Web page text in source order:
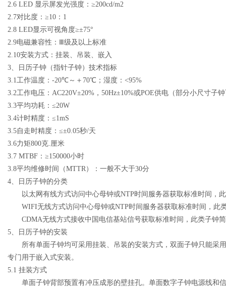
2.6 LED 显示屏发光强度： ≥200cd/m2
2.7对比度： ≥10： 1
2.8 LED显示可视角度≥±75°
2.9电磁兼容性：Ⅲ级及以上标准
2.10安装方式：挂装、吊装、嵌入
3、日历子钟（指针子钟） 技术指标
3.1工作温度： -20℃～＋ 70℃；湿度： <95%
3.2工作电压： AC220V±20%， 50Hz±10%或POE供电（部分小尺寸子钟
3.3平均功耗：≤20W
3.4计时精度： ≤1mS
3.5自走时精度： ≤±0.05秒/天
3.6力矩800克.厘米
3.7 MTBF： ≥150000小时
3.8平均维修时间（MTTR）：一般不大于30分
4、日历子钟的分类
以太网有线方式访问中心母钟或NTP时间服务器获取标准时间，
WIFI无线方式访问中心母钟或NTP时间服务器获取标准时间，此
CDMA无线方式接收中国电信基站信号获取标准时间，此类子钟
5、日历子钟的安装
所有单面子钟均可采用挂装、吊装的安装方式，双面子钟只能采用
专门用于嵌入式安装。
5.1 挂装方式
单面子钟背部预置有冲压成形的壁挂孔。单面数字子钟电源线和